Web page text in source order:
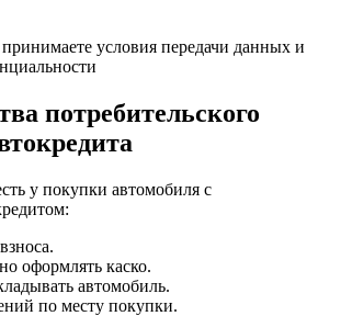
условия передачи данных и
потребительского
у покупки автомобиля с
оформлять каско.
автомобиль.
по месту покупки.